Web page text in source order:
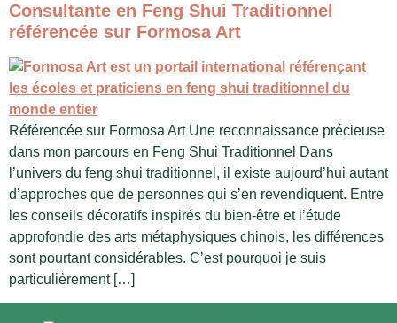
Consultante en Feng Shui Traditionnel
référencée sur Formosa Art
Référencée sur Formosa Art Une reconnaissance précieuse
dans mon parcours en Feng Shui Traditionnel Dans
l’univers du feng shui traditionnel, il existe aujourd’hui autant
d’approches que de personnes qui s’en revendiquent. Entre
les conseils décoratifs inspirés du bien-être et l’étude
approfondie des arts métaphysiques chinois, les différences
sont pourtant considérables. C’est pourquoi je suis
particulièrement […]